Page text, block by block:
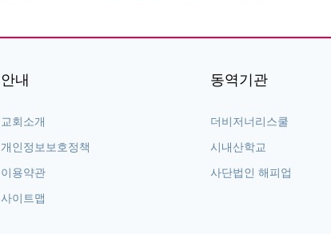
안내
교회소개
개인정보보호정책
이용약관
사이트맵
동역기관
더비저너리스쿨
시내산학교
사단법인 해피업